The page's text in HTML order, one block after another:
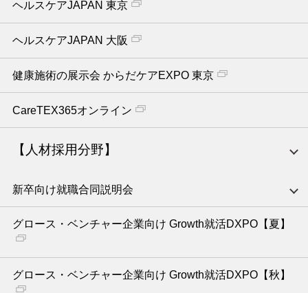
ヘルスケアJAPAN 東京
ヘルスケアJAPAN 大阪
健康施術の展示会 からだケアEXPO 東京
CareTEX365オンライン
【人材採用分野】
新卒向け就職合同説明会
グロース・ベンチャー企業向け Growth就活DXPO【夏】
グロース・ベンチャー企業向け Growth就活DXPO【秋】